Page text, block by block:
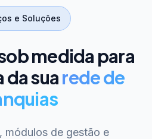
e Soluções
medida para
da suarede de
módulos de gestão e